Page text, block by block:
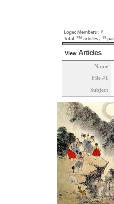
0
256
15
View Articles
Name
File #1
Subject